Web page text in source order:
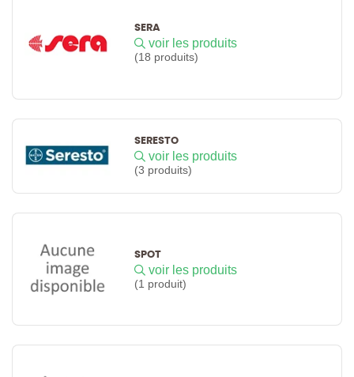
SERA
voir les produits
(18 produits)
SERESTO
voir les produits
(3 produits)
SPOT
voir les produits
(1 produit)